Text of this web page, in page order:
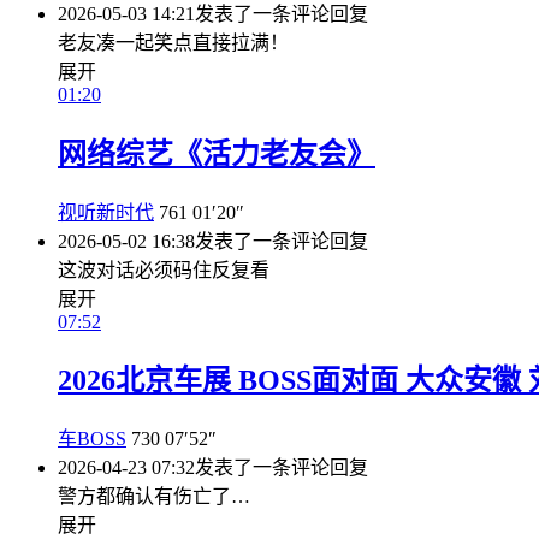
2026-05-03 14:21 发表了一条评论回复
老友凑一起笑点直接拉满！
展开
01:20
网络综艺《活力老友会》
视听新时代 761 01′20″
2026-05-02 16:38发表了一条评论回复
这波对话必须码住反复看
展开
07:52
2026北京车展 BOSS面对面 大众安徽
车BOSS 730 07′52″
2026-04-23 07:32发表了一条评论回复
警方都确认有伤亡了…
展开